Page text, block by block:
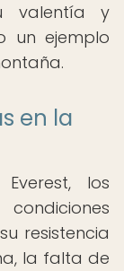
valentía y
un ejemplo
en la
los
resistencia
la falta de